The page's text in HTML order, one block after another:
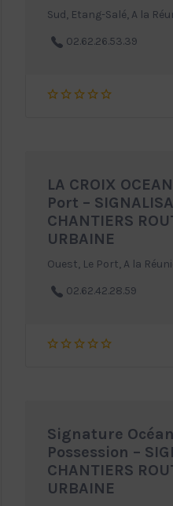
Sud, Etang-Salé, A la
02.62.26.53.39
LA CROIX
Port –
CHANTIERS
URBAINE
Ouest, Le Port, A la
02.62.42.28.59
Signature
Possession –
CHANTIERS
URBAINE